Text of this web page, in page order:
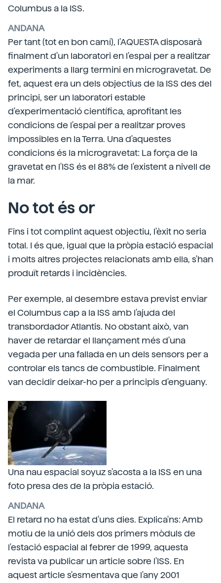
Columbus a la ISS.
ANDANA
Per tant (tot en bon camí), l'AQUESTA disposarà
finalment d'un laboratori en l'espai per a realitzar
experiments a llarg termini en microgravetat. De
fet, aquest era un dels objectius de la ISS des del
principi, ser un laboratori estable
d'experimentació científica, aprofitant les
condicions de l'espai per a realitzar proves
impossibles en la Terra. Una d'aquestes
condicions és la microgravetat: La força de la
gravetat en l'ISS és el 88% de l'existent a nivell de
la mar.
No tot és or
Fins i tot complint aquest objectiu, l'èxit no seria
total. I és que, igual que la pròpia estació espacial
i molts altres projectes relacionats amb ella, s'han
produït retards i incidències.
Per exemple, al desembre estava previst enviar
el Columbus cap a la ISS amb l'ajuda del
transbordador Atlantis. No obstant això, van
haver de retardar el llançament més d'una
vegada per una fallada en un dels sensors per a
controlar els tancs de combustible. Finalment
van decidir deixar-ho per a principis d'enguany.
Una nau espacial soyuz s'acosta a la ISS en una
foto presa des de la pròpia estació.
ANDANA
El retard no ha estat d'uns dies. Explica'ns: Amb
motiu de la unió dels dos primers mòduls de
l'estació espacial al febrer de 1999, aquesta
revista va publicar un article sobre l'ISS. En
aquest article s'esmentava que l'any 2001